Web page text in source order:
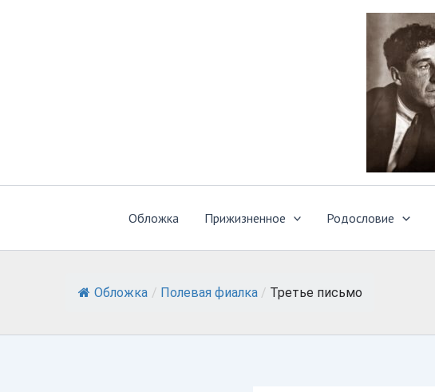
Обложка Прижизненное Родословие
Обложка / Полевая фиалка / Третье письмо